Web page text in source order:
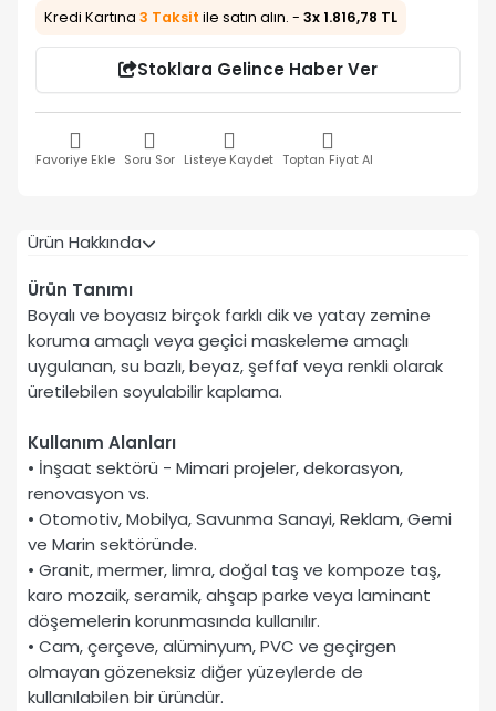
Kredi Kartına 3 Taksit ile satın alın. - 3x 1.816,78 TL
Stoklara Gelince Haber Ver
Favoriye Ekle Soru Sor Listeye Kaydet Toptan Fiyat Al
Ürün Hakkında
Ürün Tanımı
Boyalı ve boyasız birçok farklı dik ve yatay zemine
koruma amaçlı veya geçici maskeleme amaçlı
uygulanan, su bazlı, beyaz, şeffaf veya renkli olarak
üretilebilen soyulabilir kaplama.
Kullanım Alanları
• İnşaat sektörü - Mimari projeler, dekorasyon,
renovasyon vs.
• Otomotiv, Mobilya, Savunma Sanayi, Reklam, Gemi
ve Marin sektöründe.
• Granit, mermer, limra, doğal taş ve kompoze taş,
karo mozaik, seramik, ahşap parke veya laminant
döşemelerin korunmasında kullanılır.
• Cam, çerçeve, alüminyum, PVC ve geçirgen
olmayan gözeneksiz diğer yüzeylerde de
kullanılabilen bir üründür.